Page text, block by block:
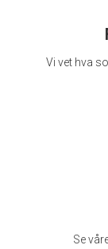
Vi vet hva
Se